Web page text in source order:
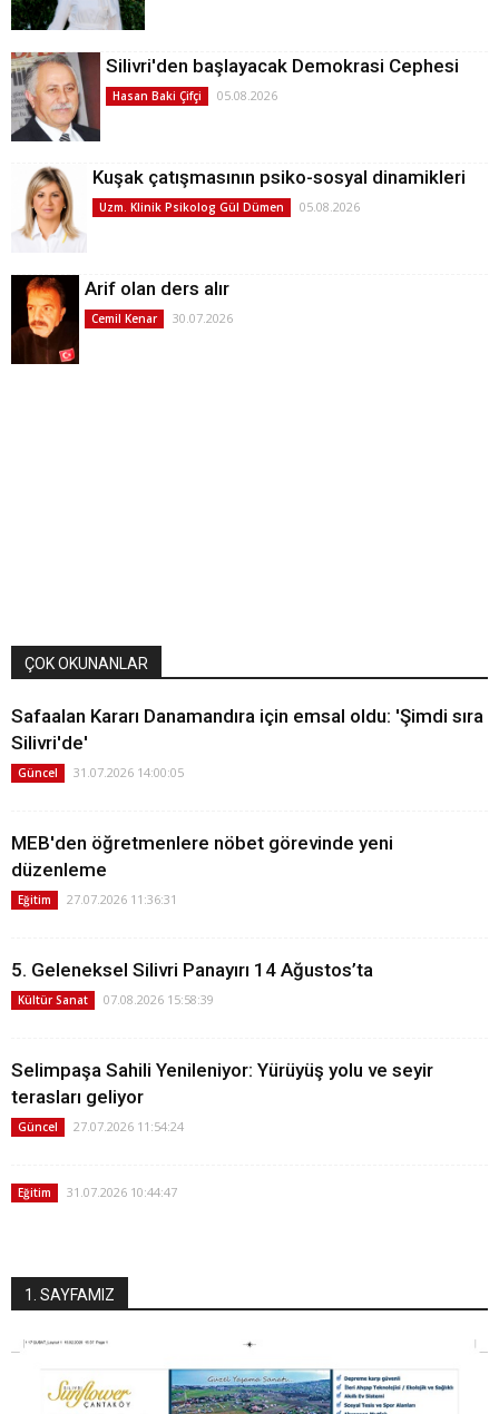
Silivri'den başlayacak Demokrasi Cephesi
Hasan Baki Çifçi 05.08.2026
Kuşak çatışmasının psiko-sosyal dinamikleri
Uzm. Klinik Psikolog Gül Dümen 05.08.2026
Arif olan ders alır
Cemil Kenar 30.07.2026
ÇOK OKUNANLAR
Safaalan Kararı Danamandıra için emsal oldu: 'Şimdi sıra
Silivri'de'
Güncel 31.07.2026 14:00:05
MEB'den öğretmenlere nöbet görevinde yeni
düzenleme
Eğitim 27.07.2026 11:36:31
5. Geleneksel Silivri Panayırı 14 Ağustos’ta
Kültür Sanat 07.08.2026 15:58:39
Selimpaşa Sahili Yenileniyor: Yürüyüş yolu ve seyir
terasları geliyor
Güncel 27.07.2026 11:54:24
Eğitim 31.07.2026 10:44:47
1. SAYFAMIZ